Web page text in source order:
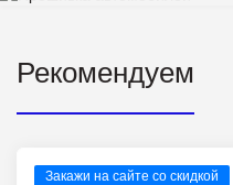
Рекомендуем
Закажи на сайте со скидкой